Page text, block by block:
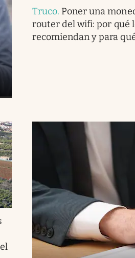
Truco. Poner una
router del wifi: por qué
recomiendan y para